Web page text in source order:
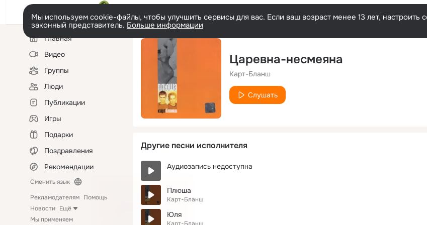
Мы используем cookie-файлы, чтобы улучшить сервисы для вас. Если ваш возраст менее 13 лет,
законный представитель. Больше информации
Левая
колонкаГлавная
Видео
Группы
Люди
Публикации
Игры
Подарки
Поздравления
Рекомендации
Сменить язык
Рекламодателям Помощь
Новости Ещё
Мы применяем
Царевна-несмеяна
Карт-Бланш
Слушать
Другие песни исполнителя
Аудиозапись недоступна
Плюша
Карт-Бланш
Юля